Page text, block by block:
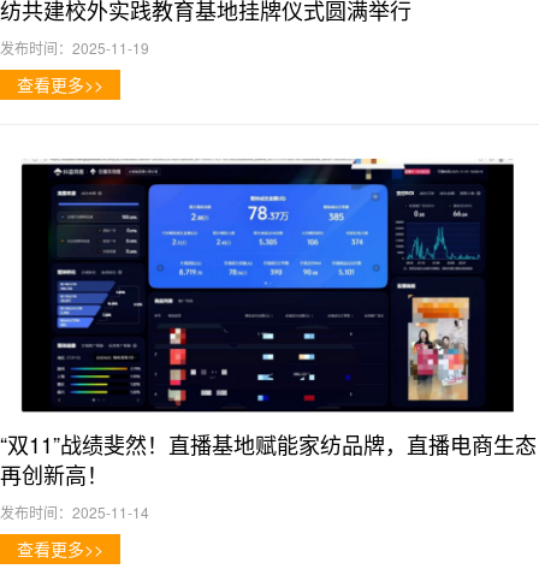
纺共建校外实践教育基地挂牌仪式圆满举行
发布时间：2025-11-19
查看更多>>
“双11”战绩斐然！直播基地赋能家纺品牌，直播电商生态
再创新高！
发布时间：2025-11-14
查看更多>>